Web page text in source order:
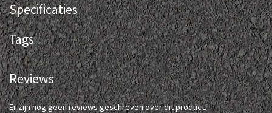
Specificaties
Tags
Reviews
Er zijn nog geen reviews geschreven over dit product.